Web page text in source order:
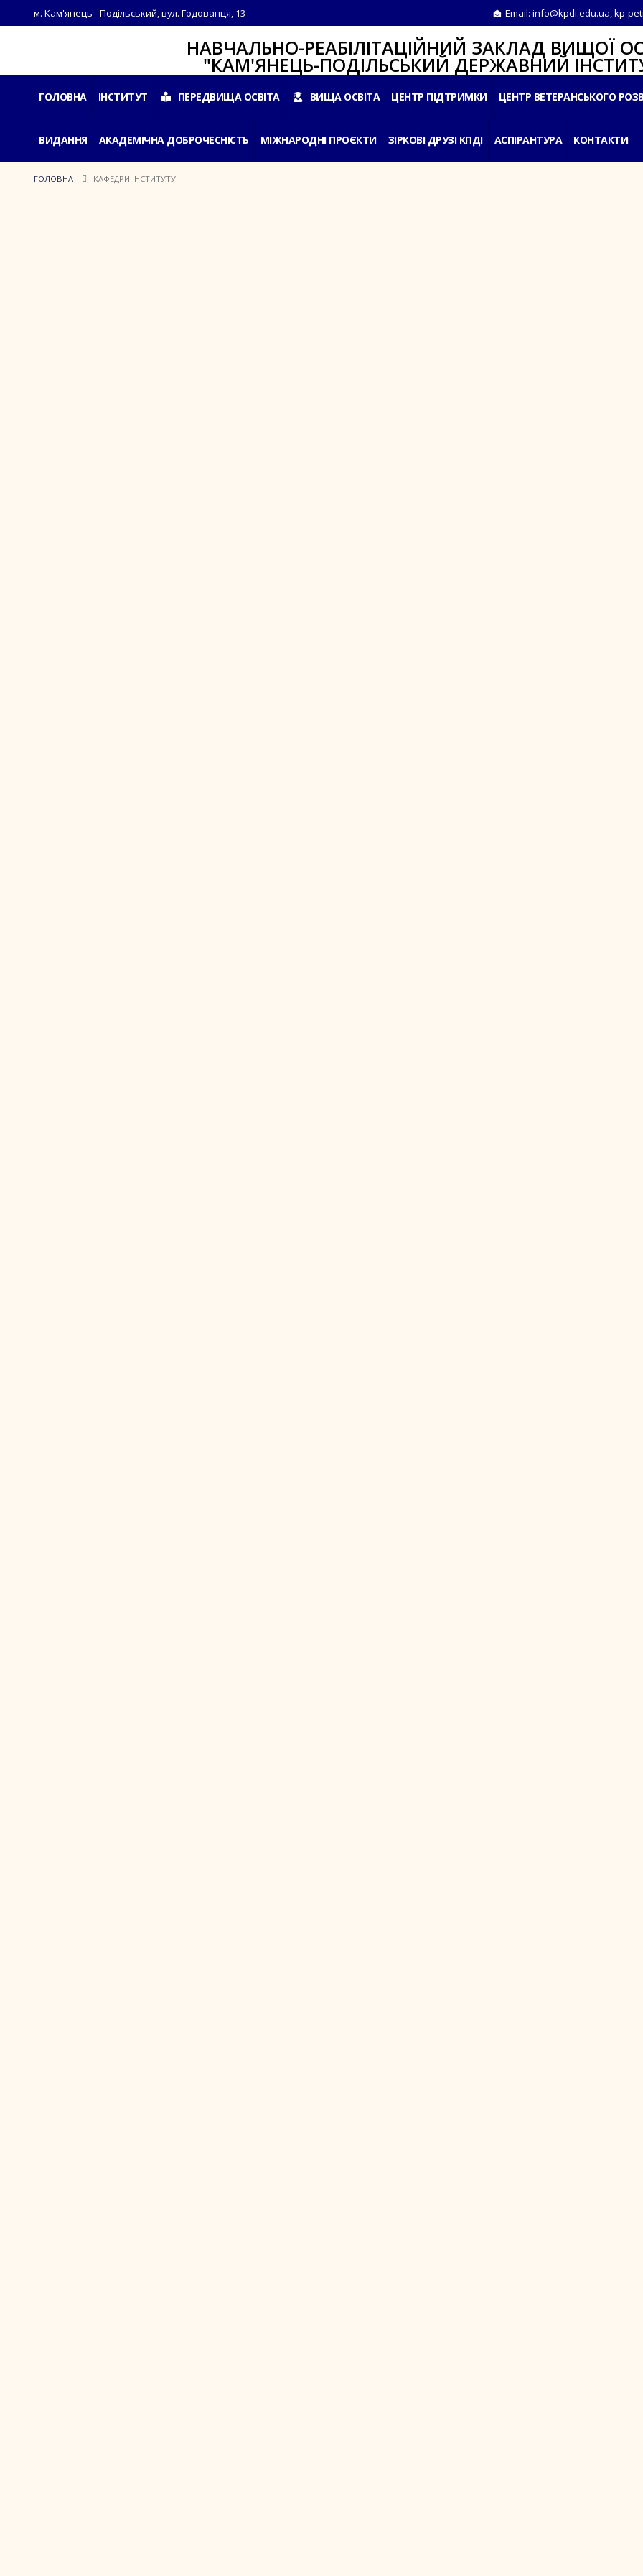
м. Кам'янець - Подільський, вул. Годованця, 13 Email: info@kpdi.edu.ua,kp-
НАВЧАЛЬНО-РЕАБІЛІТАЦІЙНИЙ ЗАКЛАД ВИЩОЇ
"КАМ'ЯНЕЦЬ-ПОДІЛЬСЬКИЙ ДЕРЖАВНИЙ
ГОЛОВНА ІНСТИТУТ ПЕРЕДВИЩА ОСВІТА ВИЩА ОСВІТА ЦЕНТР ПІДТРИМКИ ЦЕНТР ВЕТЕРАНСЬКОГО
ВИДАННЯ АКАДЕМІЧНА ДОБРОЧЕСНІСТЬ МІЖНАРОДНІ ПРОЄКТИ ЗІРКОВІ ДРУЗІ КПДІ АСПІРАНТУРА КОНТАКТИ
ГОЛОВНА КАФЕДРИ ІНСТИТУТУ